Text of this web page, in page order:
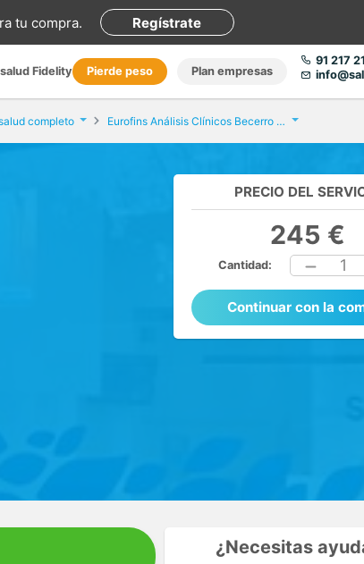
tu compra. Regístrate
Fidelity Pierde peso Plan empresas
91 217
completo Eurofins Análisis Clínicos Becerro de Bengoa
PRECIO DEL
245 €
Cantidad: 1
Continuar con la
¿Necesitas